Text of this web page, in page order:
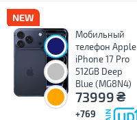
Мобильный
телефон Apple
iPhone 17 Pro
512GB Deep
Blue (MG8N4)
73999₴
+769